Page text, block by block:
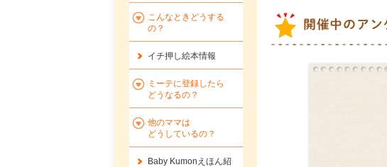
開催中のアン
こんなときどうする
の？
イチ押し絵本情報
ミーテに登録したら
どうなるの？
他のママは
どうしているの？
Baby Kumonえほん紹